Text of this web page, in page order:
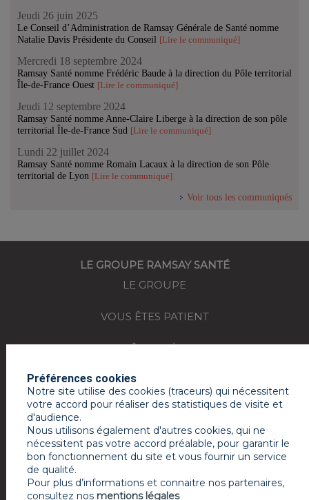
Jeudi 26 juin 2025
Le Conseil d’Administration de Ramsay Générale de Santé nomme
Natalie Davis Présidente du Conseil [Lire le communiqué]
Mercredi 18 septembre 2024
Ramsay Santé nomme Frédéric Baude à la direction du Pôle territorial
Île-de-France Ouest [Lire le communiqué]
Jeudi 12 septembre 2024
Ramsay Santé nomme Anne-Claire Liberge à la direction de son pôle
territorial Île-de-France Sud [Lire le communiqué]
Lundi 22 juillet 2024
Ramsay Santé nomme Romain Lacaux à la direction de son Pôle
territorial de Lyon [Lire le communiqué]
Voir tous les communiqués
LE GROUPE RAMSAY SANTÉ
LE GROUPE
VOUS ÊTES PATIENT
VOUS ÊTES MÉDECIN
REJOIGNEZ-NOUS
ACTUALITÉS
ESPACE PRESSE
MON COMPTE RAMSAY SERVICES
Préférences cookies
Notre site utilise des cookies (traceurs) qui nécessitent
votre accord pour réaliser des statistiques de visite et
d'audience.
Nous utilisons également d'autres cookies, qui ne
nécessitent pas votre accord préalable, pour garantir le
bon fonctionnement du site et vous fournir un service
de qualité.
Pour plus d’informations et connaitre nos partenaires,
consultez nos mentions légales